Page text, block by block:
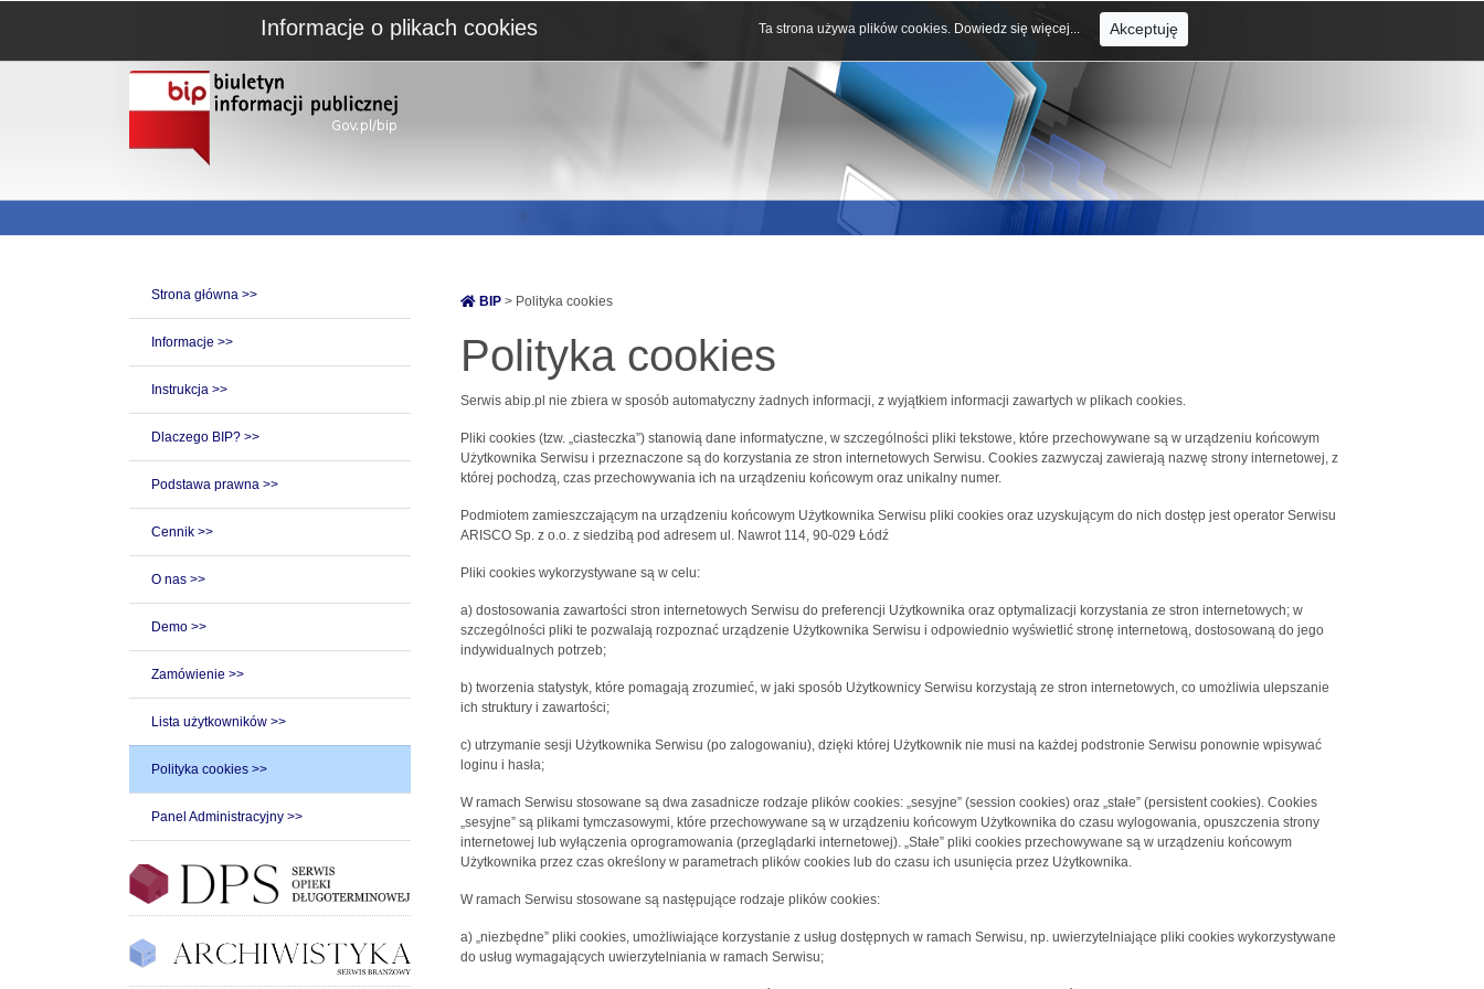
Strona główna >>
Informacje >>
Instrukcja >>
Dlaczego BIP? >>
Podstawa prawna >>
Cennik >>
O nas >>
Demo >>
Zamówienie >>
Lista użytkowników >>
Polityka cookies >>
Panel Administracyjny >>
BIP > Polityka cookies
Polityka cookies
Serwis abip.pl nie zbiera w sposób automatyczny żadnych informacji, z wyjątkiem informacji zawartych w plikach cookies.
Pliki cookies (tzw. „ciasteczka”) stanowią dane informatyczne, w szczególności pliki tekstowe, które przechowywane są w urządzeniu końcowym
Użytkownika Serwisu i przeznaczone są do korzystania ze stron internetowych Serwisu. Cookies zazwyczaj zawierają nazwę strony internetowej, z
której pochodzą, czas przechowywania ich na urządzeniu końcowym oraz unikalny numer.
Podmiotem zamieszczającym na urządzeniu końcowym Użytkownika Serwisu pliki cookies oraz uzyskującym do nich dostęp jest operator Serwisu
ARISCO Sp. z o.o. z siedzibą pod adresem ul. Nawrot 114, 90-029 Łódź
Pliki cookies wykorzystywane są w celu:
a) dostosowania zawartości stron internetowych Serwisu do preferencji Użytkownika oraz optymalizacji korzystania ze stron internetowych; w
szczególności pliki te pozwalają rozpoznać urządzenie Użytkownika Serwisu i odpowiednio wyświetlić stronę internetową, dostosowaną do jego
indywidualnych potrzeb;
b) tworzenia statystyk, które pomagają zrozumieć, w jaki sposób Użytkownicy Serwisu korzystają ze stron internetowych, co umożliwia ulepszanie
ich struktury i zawartości;
c) utrzymanie sesji Użytkownika Serwisu (po zalogowaniu), dzięki której Użytkownik nie musi na każdej podstronie Serwisu ponownie wpisywać
loginu i hasła;
W ramach Serwisu stosowane są dwa zasadnicze rodzaje plików cookies: „sesyjne” (session cookies) oraz „stałe” (persistent cookies). Cookies
„sesyjne” są plikami tymczasowymi, które przechowywane są w urządzeniu końcowym Użytkownika do czasu wylogowania, opuszczenia strony
internetowej lub wyłączenia oprogramowania (przeglądarki internetowej). „Stałe” pliki cookies przechowywane są w urządzeniu końcowym
Użytkownika przez czas określony w parametrach plików cookies lub do czasu ich usunięcia przez Użytkownika.
W ramach Serwisu stosowane są następujące rodzaje plików cookies:
a) „niezbędne” pliki cookies, umożliwiające korzystanie z usług dostępnych w ramach Serwisu, np. uwierzytelniające pliki cookies wykorzystywane
do usług wymagających uwierzytelniania w ramach Serwisu;
Informacje o plikach cookies Ta strona używa plików cookies. Dowiedz się więcej... Akceptuję